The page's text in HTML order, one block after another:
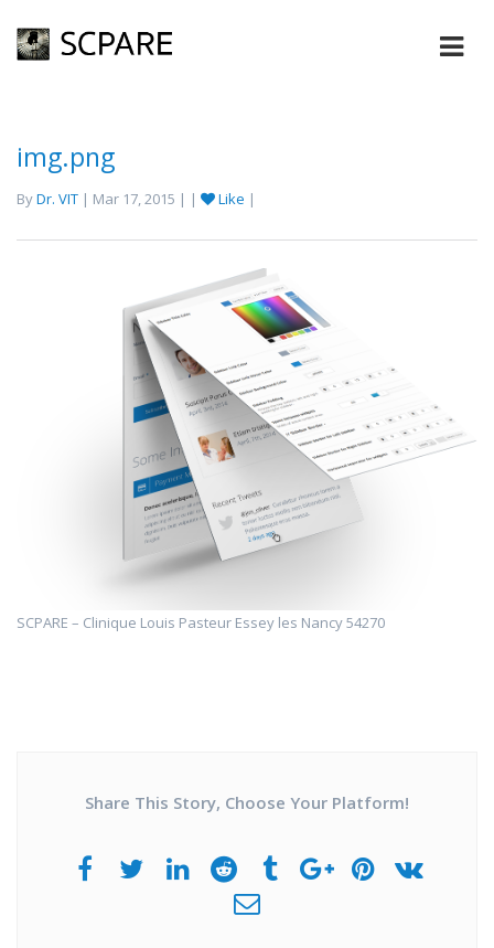
img.png
ByDr. VIT | Mar 17, 2015 | | Like |
SCPARE – Clinique Louis Pasteur Essey les Nancy 54270
Share This Story, Choose Your Platform!